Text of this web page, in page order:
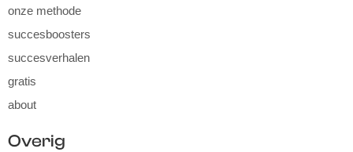
onze methode
succesboosters
succesverhalen
gratis
about
Overig